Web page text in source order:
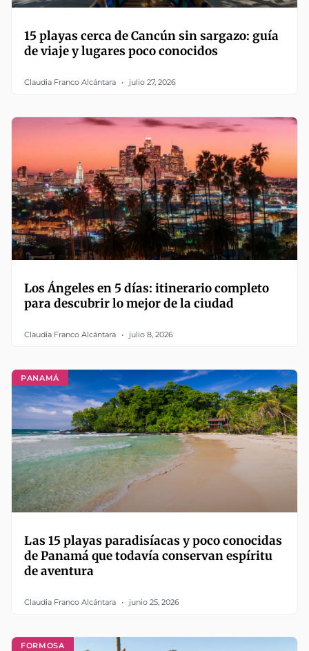
15 playas cerca de Cancún sin sargazo: guía
de viaje y lugares poco conocidos
Claudia Franco Alcántara julio 27, 2026
Los Ángeles en 5 días: itinerario completo
para descubrir lo mejor de la ciudad
Claudia Franco Alcántara julio 8, 2026
PANAMÁ
Las 15 playas paradisíacas y poco conocidas
de Panamá que todavía conservan espíritu
de aventura
Claudia Franco Alcántara junio 25, 2026
FORMOSA